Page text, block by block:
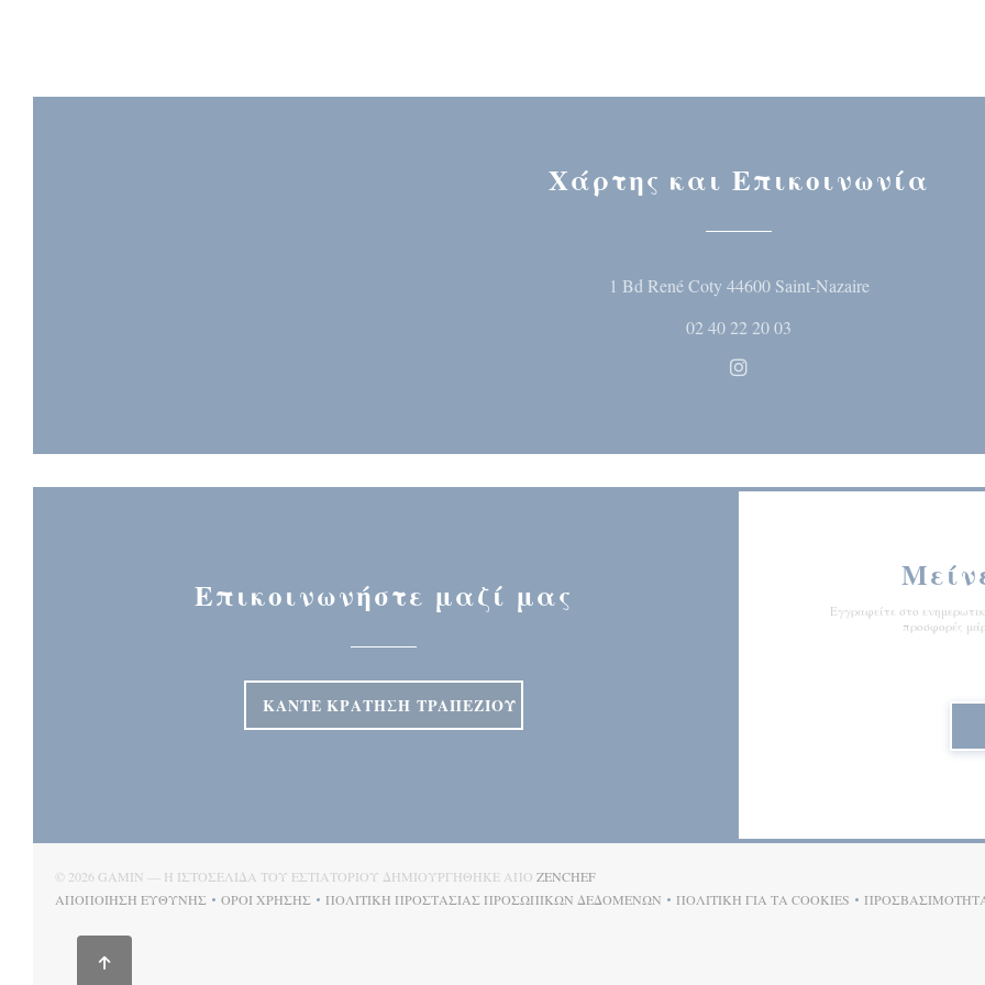
Χάρτης και Επικοινωνία
1 Bd René Coty 44600 Saint-Nazaire((ανοίγει σε
02 40 22 20 03
Instagram ((ανοίγει σε νέο
Επικοινωνήστε μαζί μας
ΚΆΝΤΕ ΚΡΆΤΗΣΗ ΤΡΑΠΕΖΙΟΎ
Εγγραφείτε στο
προσφορές
© 2026 GAMIN — Η ΙΣΤΟΣΕΛΊΔΑ ΤΟΥ ΕΣΤΙΑΤΟΡΊΟΥ ΔΗΜΙΟΥΡΓΉΘΗΚΕ ΑΠΌ ZENCHEF((ΑΝΟΊΓΕΙ ΣΕ ΝΈΟ ΠΑΡΆΘΥΡΟ))
ΑΠΟΠΟΊΗΣΗ ΕΥΘΎΝΗΣ
((ΑΝΟΊΓΕΙ ΣΕ ΝΈΟ ΠΑΡΆΘΥΡΟ))
ΌΡΟΙ ΧΡΉΣΗΣ
((ΑΝΟΊΓΕΙ ΣΕ ΝΈΟ ΠΑΡΆΘΥΡΟ))
ΠΟΛΙΤΙΚΉ ΠΡΟΣΤΑΣΊΑΣ ΠΡΟΣΩΠΙΚΏΝ ΔΕΔΟΜΈΝΩΝ
((ΑΝΟΊΓΕΙ ΣΕ ΝΈΟ ΠΑΡΆΘΥΡΟ))
ΠΟΛΙΤΙΚΉ ΓΙΑ ΤΑ COOKIES
((ΑΝΟΊΓΕΙ ΣΕ ΝΈΟ ΠΑΡΆΘΥΡΟ))